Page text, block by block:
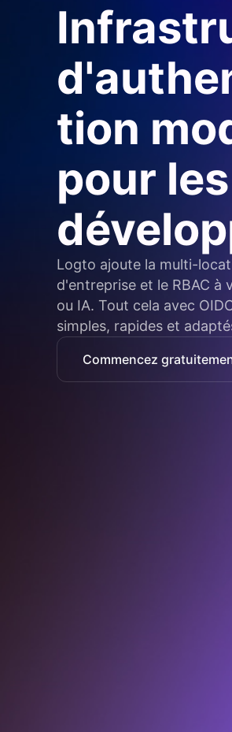
tion
pour les
Logto ajoute la multi-
d'entreprise et le RBAC à
ou IA. Tout cela avec
simples, rapides et
Commencez